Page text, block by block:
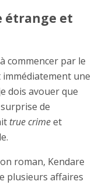
étrange et
commencer par le
une
dois avouer que
de
true crimeet
roman, Kendare
plusieurs affaires